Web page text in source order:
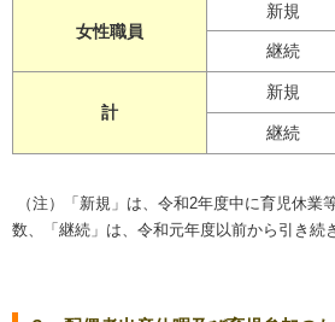
女性職員
新規
継続
計
新規
継続
（注）「新規」は、令和2年度中に育児休業
数、「継続」は、令和元年度以前から引き続